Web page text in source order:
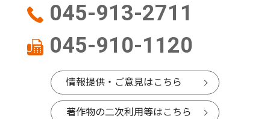
045-913-2711
045-910-1120
情報提供・ご意見はこちら
著作物の二次利用等はこちら